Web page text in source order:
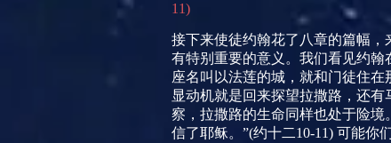
11)
接下来使徒约翰花了八章的篇幅
有特别重要的意义。我们看见约
座名叫以法莲的城，就和门徒住
显动机就是回来探望拉撒路，还
察，拉撒路的生命同样也处于险境
信了耶稣。”(约十二10-11) 可能你